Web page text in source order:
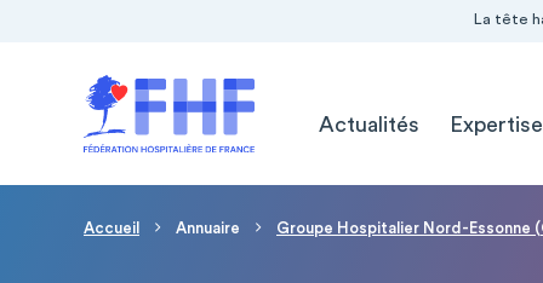
La tête
Actualités
Fil d'Ariane
Accueil Annuaire Groupe Hospitalier Nord-Essonne